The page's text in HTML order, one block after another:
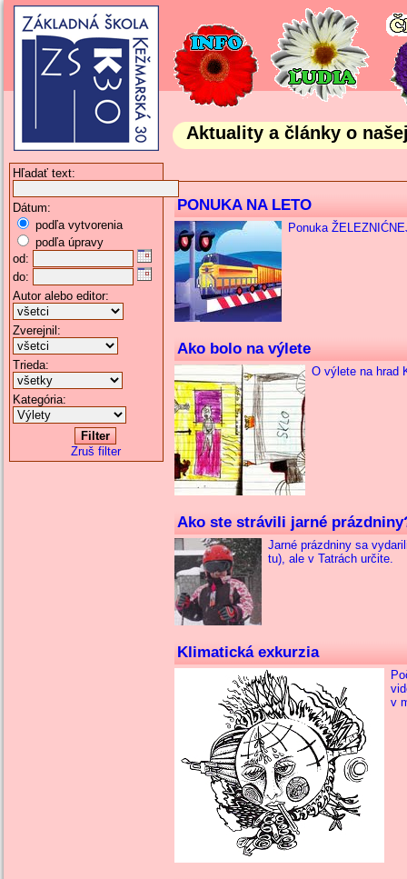
Hľadať text:
Dátum:
podľa vytvorenia
podľa úpravy
od:
do:
Autor alebo editor:
Zverejnil:
Trieda:
Kategória:
Zruš filter
Aktuality a články o
PONUKA NA LETO
Ponuka
Ako bolo na výlete
O výlete na hrad
Ako ste strávili jarné
Jarné prázdniny sa
tu), ale v Tatrách určite.
Klimatická exkurzia
v